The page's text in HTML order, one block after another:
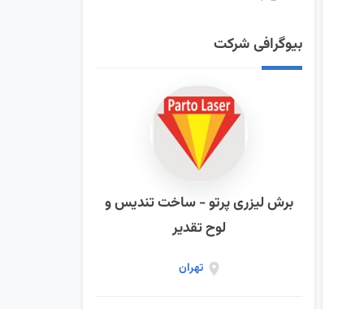
بیوگرافی شرکت
برش لیزری پرتو - ساخت تندیس و
لوح تقدیر
تهران